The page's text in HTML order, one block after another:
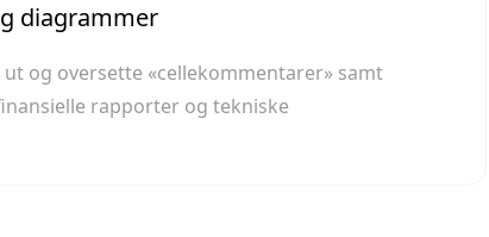
diagrammer
og oversette «cellekommentarer» samt
rapporter og tekniske